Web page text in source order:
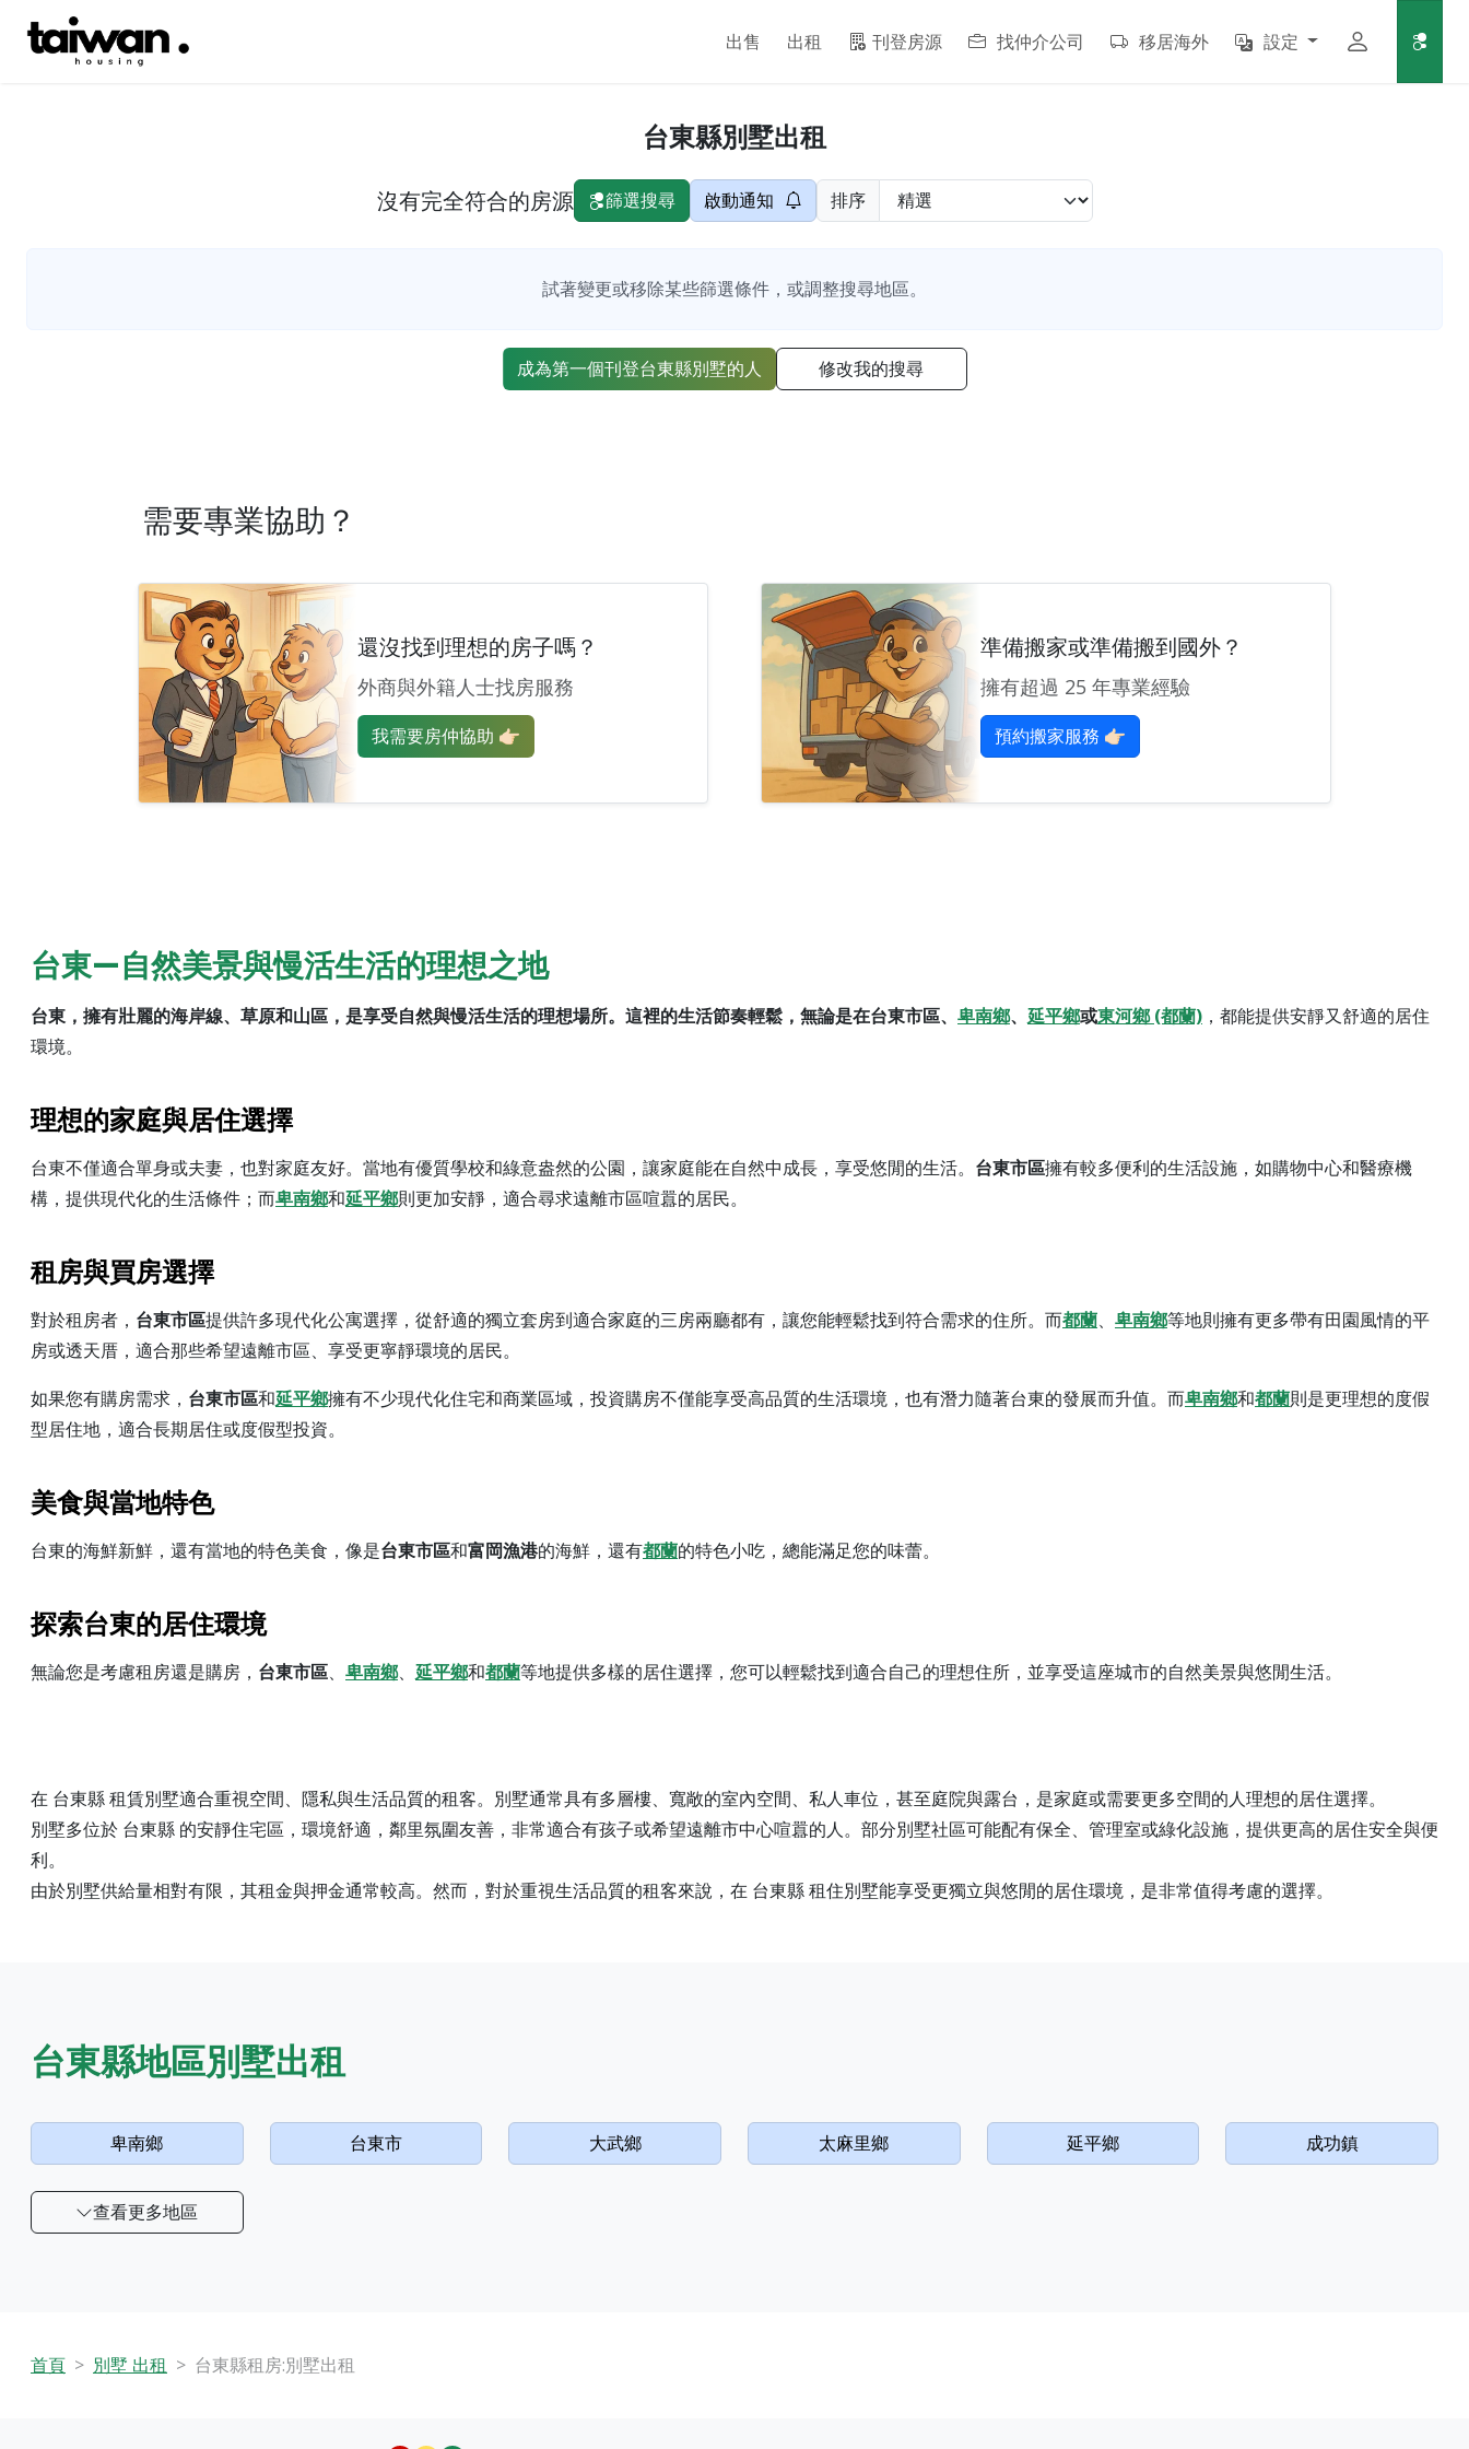
出售 出租 刊登房源 找仲介公司 移居海外 設定
台東縣別墅出租
沒有完全符合的房源 篩選搜尋 啟動通知 排序
試著變更或移除某些篩選條件，或調整搜尋地區。
成為第一個刊登台東縣別墅的人 修改我的搜尋
需要專業協助？
還沒找到理想的房子嗎？
外商與外籍人士找房服務
我需要房仲協助 👉🏻
準備搬家或準備搬到國外？
擁有超過 25 年專業經驗
預約搬家服務 👉🏻
台東—自然美景與慢活生活的理想之地
台東，擁有壯麗的海岸線、草原和山區，是享受自然與慢活生活的理想場所。這裡的生活節奏輕鬆，無論是在台東市區、 卑南鄉、 延平鄉或東河鄉 (都蘭) ，都能提供安靜又舒適的居住
環境。
理想的家庭與居住選擇
台東不僅適合單身或夫妻，也對家庭友好。當地有優質學校和綠意盎然的公園，讓家庭能在自然中成長，享受悠閒的生活。 台東市區擁有較多便利的生活設施，如購物中心和醫療機
構，提供現代化的生活條件；而卑南鄉和延平鄉則更加安靜，適合尋求遠離市區喧囂的居民。
租房與買房選擇
對於租房者， 台東市區提供許多現代化公寓選擇，從舒適的獨立套房到適合家庭的三房兩廳都有，讓您能輕鬆找到符合需求的住所。而都蘭、 卑南鄉等地則擁有更多帶有田園風情的平
房或透天厝，適合那些希望遠離市區、享受更寧靜環境的居民。
如果您有購房需求， 台東市區和延平鄉擁有不少現代化住宅和商業區域，投資購房不僅能享受高品質的生活環境，也有潛力隨著台東的發展而升值。而卑南鄉和都蘭則是更理想的度假
型居住地，適合長期居住或度假型投資。
美食與當地特色
台東的海鮮新鮮，還有當地的特色美食，像是台東市區和富岡漁港的海鮮，還有都蘭的特色小吃，總能滿足您的味蕾。
探索台東的居住環境
無論您是考慮租房還是購房， 台東市區、 卑南鄉、 延平鄉和都蘭等地提供多樣的居住選擇，您可以輕鬆找到適合自己的理想住所，並享受這座城市的自然美景與悠閒生活。
在 台東縣 租賃別墅適合重視空間、隱私與生活品質的租客。別墅通常具有多層樓、寬敞的室內空間、私人車位，甚至庭院與露台，是家庭或需要更多空間的人理想的居住選擇。
別墅多位於 台東縣 的安靜住宅區，環境舒適，鄰里氛圍友善，非常適合有孩子或希望遠離市中心喧囂的人。部分別墅社區可能配有保全、管理室或綠化設施，提供更高的居住安全與便
利。
由於別墅供給量相對有限，其租金與押金通常較高。然而，對於重視生活品質的租客來說，在 台東縣 租住別墅能享受更獨立與悠閒的居住環境，是非常值得考慮的選擇。
台東縣地區別墅出租
卑南鄉 台東市 大武鄉 太麻里鄉 延平鄉 成功鎮
查看更多地區
首頁 別墅 出租 台東縣租房:別墅出租